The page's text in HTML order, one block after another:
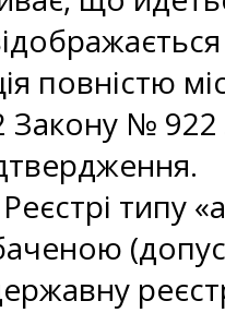
повністю
Закону №
типу